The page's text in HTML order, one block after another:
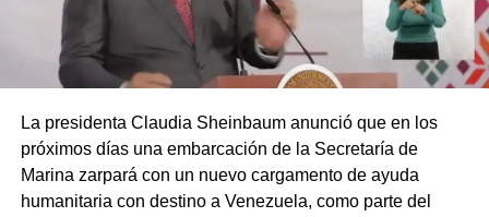
La presidenta Claudia Sheinbaum anunció que en los
próximos días una embarcación de la Secretaría de
Marina zarpará con un nuevo cargamento de ayuda
humanitaria con destino a Venezuela, como parte del